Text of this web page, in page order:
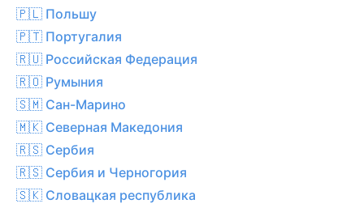
🇵🇱 Польшу
🇵🇹 Португалия
🇷🇺 Российская Федерация
🇷🇴 Румыния
🇸🇲 Сан-Марино
🇲🇰 Северная Македония
🇷🇸 Сербия
🇷🇸 Сербия и Черногория
🇸🇰 Словацкая республика